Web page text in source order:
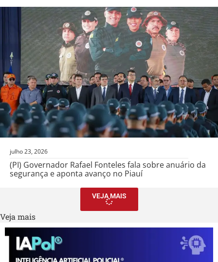
julho 23, 2026
(PI) Governador Rafael Fonteles fala sobre anuário da
segurança e aponta avanço no Piauí
VEJA MAIS
Veja mais